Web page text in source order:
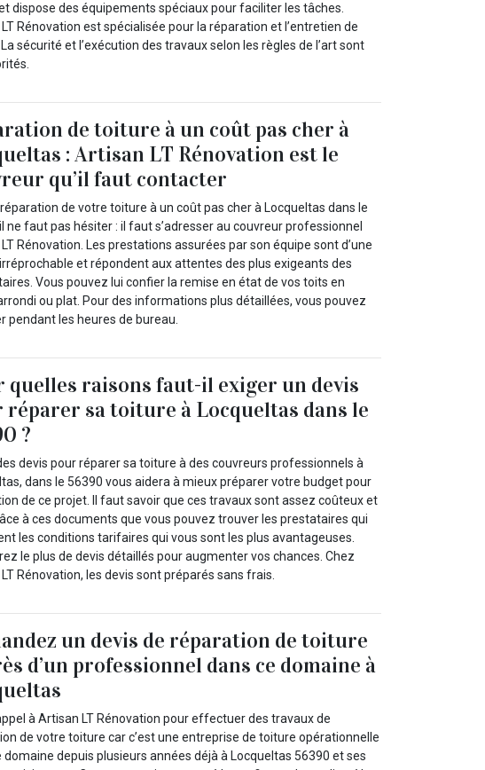
dispose des équipements spéciaux pour faciliter les tâches.
Rénovation est spécialisée pour la réparation et l’entretien de
sécurité et l’exécution des travaux selon les règles de l’art sont
de toiture à un coût pas cher à
: Artisan LT Rénovation est le
qu’il faut contacter
de votre toiture à un coût pas cher à Locqueltas dans le
ne faut pas hésiter : il faut s’adresser au couvreur professionnel
Rénovation. Les prestations assurées par son équipe sont d’une
et répondent aux attentes des plus exigeants des
Vous pouvez lui confier la remise en état de vos toits en
ou plat. Pour des informations plus détaillées, vous pouvez
pendant les heures de bureau.
quelles raisons faut-il exiger un devis
réparer sa toiture à Locqueltas dans le
?
devis pour réparer sa toiture à des couvreurs professionnels à
dans le 56390 vous aidera à mieux préparer votre budget pour
de ce projet. Il faut savoir que ces travaux sont assez coûteux et
à ces documents que vous pouvez trouver les prestataires qui
les conditions tarifaires qui vous sont les plus avantageuses.
le plus de devis détaillés pour augmenter vos chances. Chez
Rénovation, les devis sont préparés sans frais.
un devis de réparation de toiture
d’un professionnel dans ce domaine à
à Artisan LT Rénovation pour effectuer des travaux de
de votre toiture car c’est une entreprise de toiture opérationnelle
domaine depuis plusieurs années déjà à Locqueltas 56390 et ses